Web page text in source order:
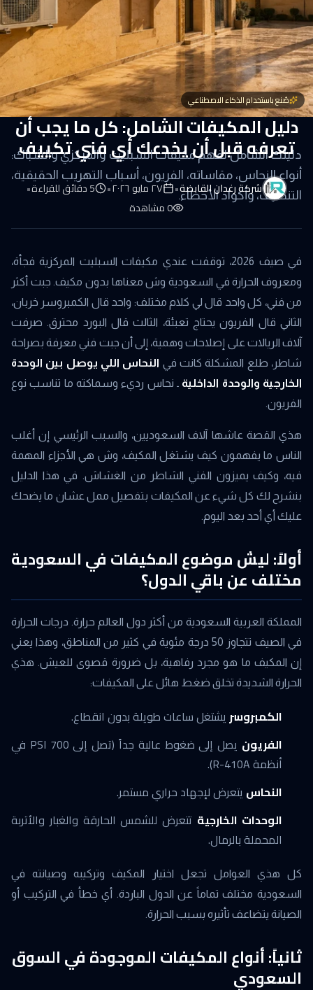
صُنع باستخدام الذكاء الاصطناعي
دليل المكيفات الشامل: كل ما يجب أن
تعرفه قبل أن يخدعك أي فني تكييف
شركة رغدان القابضة• ٢٧ مايو ٢٠٢٦ •
5دقائق للقراءة•
0مشاهدة
دليلك الشامل لفهم مكيفات السبليت والمركزي والشباك:
أنواع النحاس، مقاساته، الفريون، أسباب التهريب الحقيقية،
التنظيف، وأكواد الأخطاء.
في صيف 2026، توقفت عندي مكيفات السبليت المركزية فجأة،
ومعروف الحرارة في السعودية وش معناها بدون مكيف. جبت أكثر
من فني، كل واحد قال لي كلام مختلف: واحد قال الكمبروسر خربان،
الثاني قال الفريون يحتاج تعبئة، الثالث قال البورد محترق. صرفت
آلاف الريالات على إصلاحات وهمية، إلى أن جبت فني معرفة بصراحة
شاطر، طلع المشكلة كانت في النحاس اللي يوصل بين الوحدة
الخارجية والوحدة الداخلية ـ نحاس رديء وسماكته ما تناسب نوع
الفريون.
هذي القصة عاشها آلاف السعوديين، والسبب الرئيسي إن أغلب
الناس ما يفهمون كيف يشتغل المكيف، وش هي الأجزاء المهمة
فيه، وكيف يميزون الفني الشاطر من الغشاش. في هذا الدليل
بنشرح لك كل شيء عن المكيفات بتفصيل ممل عشان ما يضحك
عليك أي أحد بعد اليوم.
أولاً: ليش موضوع المكيفات في السعودية
مختلف عن باقي الدول؟
المملكة العربية السعودية من أكثر دول العالم حرارة. درجات الحرارة
في الصيف تتجاوز 50 درجة مئوية في كثير من المناطق، وهذا يعني
إن المكيف ما هو مجرد رفاهية، بل ضرورة قصوى للعيش. هذي
الحرارة الشديدة تخلق ضغط هائل على المكيفات:
الكمبروسريشتغل ساعات طويلة بدون انقطاع.
الفريون
يصل إلى ضغوط عالية جداً (تصل إلى 700 PSI في
أنظمة R-410A).
النحاس يتعرض لإجهاد حراري مستمر.
الوحدات الخارجية تتعرض للشمس الحارقة والغبار والأتربة
المحملة بالرمال.
كل هذي العوامل تجعل اختيار المكيف وتركيبه وصيانته في
السعودية مختلف تماماً عن الدول الباردة. أي خطأ في التركيب أو
الصيانة يتضاعف تأثيره بسبب الحرارة.
ثانياً: أنواع المكيفات الموجودة في السوق
السعودي